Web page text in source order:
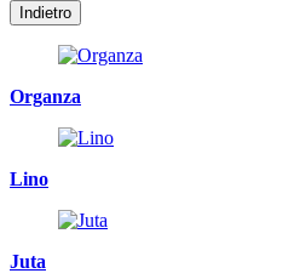
Indietro
Organza
Lino
Juta